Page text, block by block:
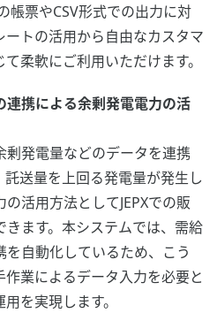
票やCSV形式での出力に対
トの活用から自由なカスタマ
柔軟にご利用いただけます。
連携による余剰発電電力の活
剰発電量などのデータを連携
送量を上回る発電量が発生し
活用方法としてJEPXでの販
きます。本システムでは、需給
自動化しているため、こう
作業によるデータ入力を必要と
を実現します。